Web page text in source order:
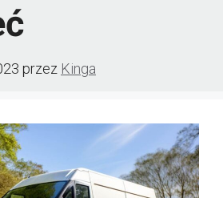
przez Kinga